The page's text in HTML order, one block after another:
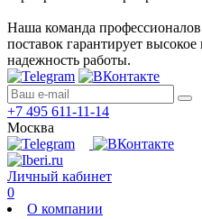
Наша команда
поставок гарантирует
надежность работы.
+7 495 611-11-14
Москва
Личный кабинет
0
О компании